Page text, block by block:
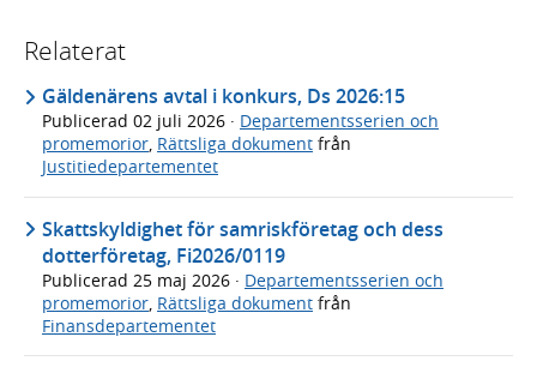
Relaterat
Gäldenärens avtal i konkurs, Ds 2026:15
Publicerad 02 juli 2026 · Departementsserien och
promemorior, Rättsliga dokument från
Justitiedepartementet
Skattskyldighet för samriskföretag och dess
dotterföretag, Fi2026/0119
Publicerad 25 maj 2026 · Departementsserien och
promemorior, Rättsliga dokument från
Finansdepartementet